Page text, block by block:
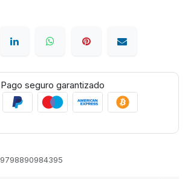
Pago seguro garantizado
9798890984395